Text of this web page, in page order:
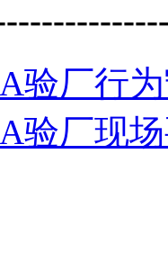
验厂行
验厂现